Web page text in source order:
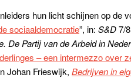
hun licht schijnen op de
sociaaldemocratie”, in: S&D7/
De Partij van de Arbeid in
– een intermezzo over
Johan Frieswijk, Bedrijven in